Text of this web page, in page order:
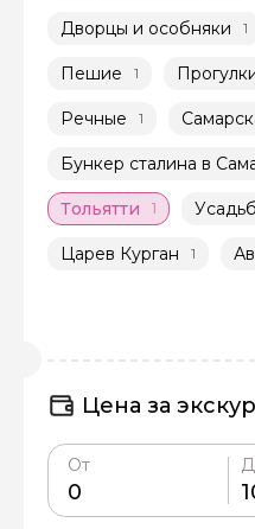
Дворцы и особняки 1
Пешие 1
Речные 1
Бункер сталина в
Тольятти 1
Царев Курган 1
Цена за
От